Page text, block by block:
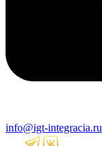
info@igt-integracia.ru